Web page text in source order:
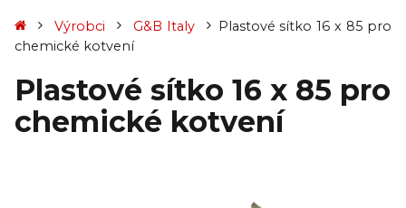
Výrobci G&B Italy
Plastové sítko 16 x 85 pro
chemické kotvení
Plastové sítko 16 x 85 pro
chemické kotvení